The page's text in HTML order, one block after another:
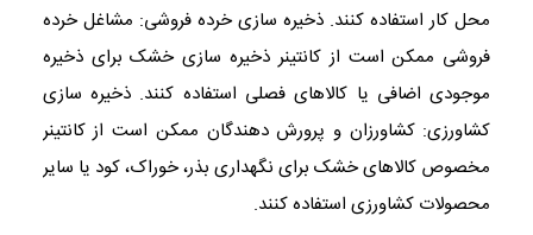
محل کار استفاده کنند. ذخیره سازی خرده فروشی: مشاغل خرده
فروشی ممکن است از کانتینر ذخیره سازی خشک برای ذخیره
موجودی اضافی یا کالاهای فصلی استفاده کنند. ذخیره سازی
کشاورزی: کشاورزان و پرورش دهندگان ممکن است از کانتینر
مخصوص کالاهای خشک برای نگهداری بذر، خوراک، کود یا سایر
محصولات کشاورزی استفاده کنند.